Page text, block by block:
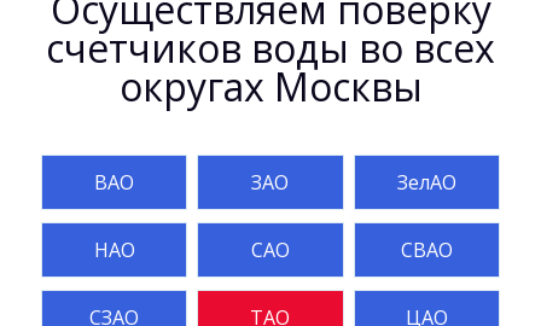
счетчиков воды во всех
округах Москвы
ВАО ЗАО ЗелАО
НАО САО СВАО
СЗАО ТАО ЦАО